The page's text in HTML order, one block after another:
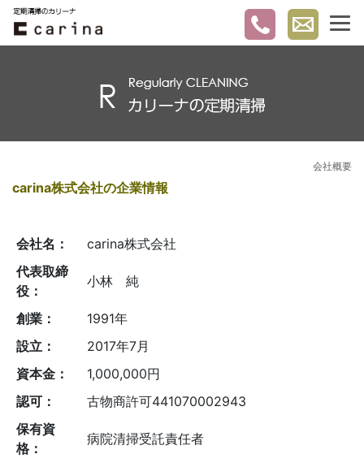
会社概要
carina株式会社の企業情報
会社名：
carina株式会社
代表取締
役：
小林 純
創業：
1991年
設立：
2017年7月
資本金：
1,000,000円
認可：
古物商許可441070002943
保有資
格：
病院清掃受託責任者